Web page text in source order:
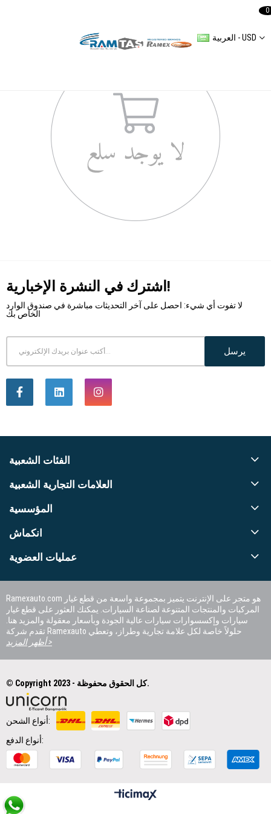
العربية - USD
0
اشترك في النشرة الإخبارية!
لا تفوت أي شيء: احصل على آخر التحديثات مباشرة في صندوق الوارد
الخاص بك
يرسل
الفئات الشعبية
العلامات التجارية الشعبية
المؤسسية
انكماش
عمليات العضوية
Ramexauto.com هو متجر على الإنترنت يتميز بمجموعة واسعة من قطع غيار
المركبات والمنتجات المتنوعة لصناعة السيارات. يمكنك العثور على قطع غيار
سيارات وإكسسوارات سيارات عالية الجودة وبأسعار معقولة والمزيد هنا.
تقدم شركة Ramexauto حلولاً خاصة لكل علامة تجارية وطراز، وتعطي
أظهر المزيد >
© Copyright 2023 - كل الحقوق محفوظة.
أنواع الشحن:
أنواع الدفع: